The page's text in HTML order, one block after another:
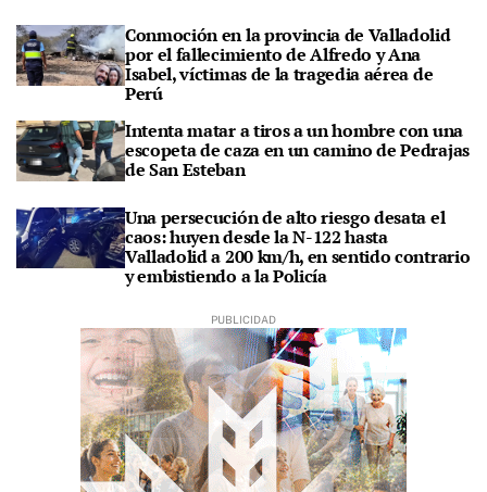
Conmoción en la provincia de Valladolid
por el fallecimiento de Alfredo y Ana
Isabel, víctimas de la tragedia aérea de
Perú
Intenta matar a tiros a un hombre con una
escopeta de caza en un camino de Pedrajas
de San Esteban
Una persecución de alto riesgo desata el
caos: huyen desde la N-122 hasta
Valladolid a 200 km/h, en sentido contrario
y embistiendo a la Policía